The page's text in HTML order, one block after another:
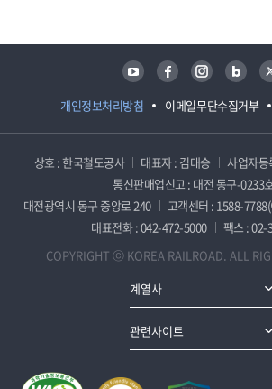
개인정보처리방침 이메일무단수집거부
유튜브 페이스북 인스타그램 블로그 트위터
상호 : 한국철도공사 대표자 : 김태승
사업자
통신판매업신고 : 대전 동구-0233
대전광역시 동구 중앙로 240
고객센터 : 1588-
대표전화 : 042-472-5000
팩스 : 02-
COPYRIGHT ⓒ KOREA RAILROAD. ALL
계열사
관련사이트